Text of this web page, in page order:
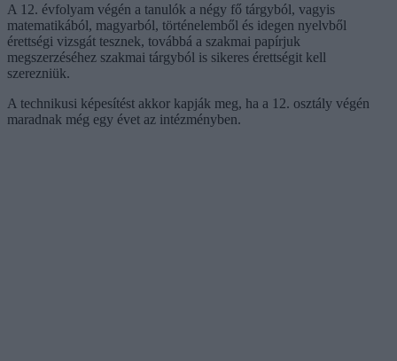
A 12. évfolyam végén a tanulók a négy fő tárgyból, vagyis
matematikából, magyarból, történelemből és idegen nyelvből
érettségi vizsgát tesznek, továbbá a szakmai papírjuk
megszerzéséhez szakmai tárgyból is sikeres érettségit kell
szerezniük.
A technikusi képesítést akkor kapják meg, ha a 12. osztály végén
maradnak még egy évet az intézményben.